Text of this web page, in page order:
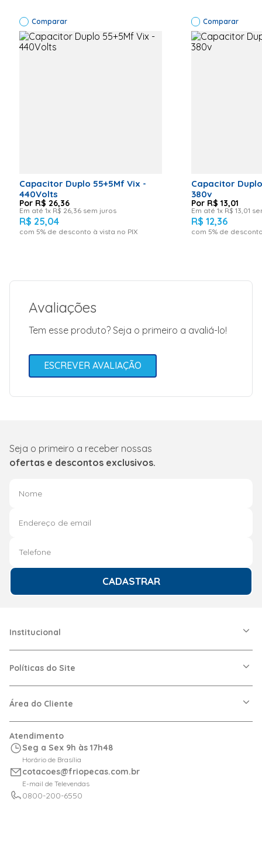
Código:70+5UF
440V Código
Comercial:70+5UF
440V
Comparar
Capacitor Duplo 55+5Mf Vix -
440Volts
R$ 26,36
Em até1x R$ 26 36 sem juros
R$ 25,04
com 5% de desconto à vista no PIX
Comparar
Capacitor
380v
R$ 13,01
Em até1x R$ 13 01
R$ 12,36
com 5% de
Avaliações
Tem esse produto? Seja o primeiro a avaliá-lo!
ESCREVER AVALIAÇÃO
Seja o primeiro a receber nossas
ofertas e descontos exclusivos.
CADASTRAR
Institucional
Nossas Lojas
Dúvidas Frequentes
Políticas do Site
Política de Privacidade
Logística
Área do Cliente
Meus Pedidos
Calculadora de BTUs
Portal de Boletos
Orçamentos
Atendimento
Seg a Sex 9h às 17h48
Horário de Brasília
cotacoes@friopecas.com.br
E-mail de Televendas
0800-200-6550